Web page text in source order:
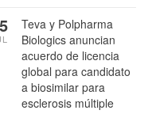
Teva y Polpharma
Biologics anuncian
acuerdo de licencia
global para candidato
a biosimilar para
esclerosis múltiple